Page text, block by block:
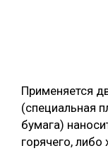
Применяется
(специальная
бумага)
горячего, либо